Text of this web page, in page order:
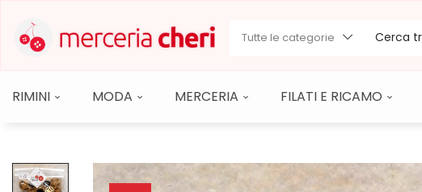
Tutte le categorie
RIMINI MODA MERCERIA FILATI E RICAMO